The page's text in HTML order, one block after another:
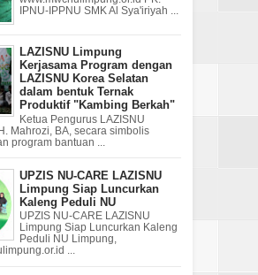
IPNU-IPPNU SMK Al Sya'iriyah ...
LAZISNU Limpung
Kerjasama Program dengan
LAZISNU Korea Selatan
dalam bentuk Ternak
Produktif "Kambing Berkah"
Ketua Pengurus LAZISNU
Mahrozi, BA, secara simbolis
program bantuan ...
UPZIS NU-CARE LAZISNU
Limpung Siap Luncurkan
Kaleng Peduli NU
UPZIS NU-CARE LAZISNU
Limpung Siap Luncurkan Kaleng
Peduli NU Limpung,
...